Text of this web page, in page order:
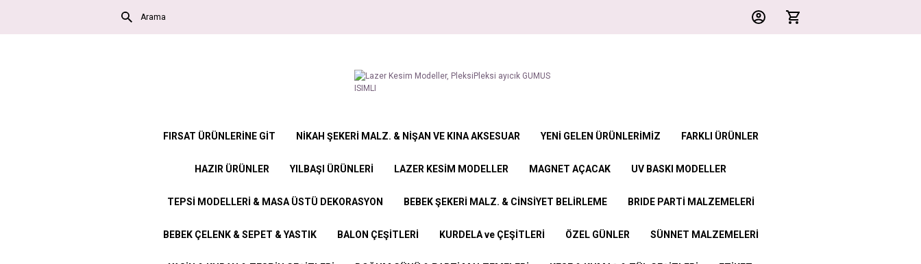
FIRSAT ÜRÜNLERİNE GİT NİKAH ŞEKERİ MALZ. & NİŞAN VE KINA AKSESUAR YENİ GELEN ÜRÜNLERİMİZ FARKLI ÜRÜNLER
HAZIR ÜRÜNLER YILBAŞI ÜRÜNLERİ LAZER KESİM MODELLER MAGNET AÇACAK UV BASKI MODELLER
TEPSİ MODELLERİ & MASA ÜSTÜ DEKORASYON BEBEK ŞEKERİ MALZ. & CİNSİYET BELİRLEME BRIDE PARTİ MALZEMELERİ
BEBEK ÇELENK & SEPET & YASTIK BALON ÇEŞİTLERİ KURDELA ve ÇEŞİTLERİ ÖZEL GÜNLER SÜNNET MALZEMELERİ